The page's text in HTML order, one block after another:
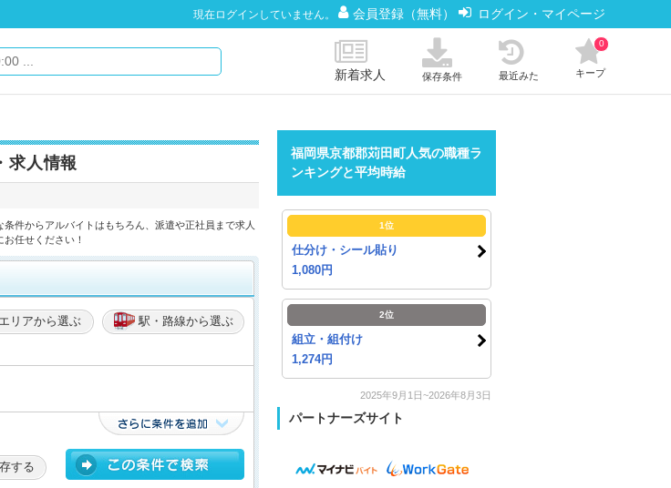
現在ログインしていません。 会員登録（無料） ログイン・マイページ
新着求人 保存条件 最近みた キープ
0
求人情報
件からアルバイトはもちろん、派遣や正社員まで求人
任せください！
エリアから選ぶ
駅・路線から選ぶ
する
福岡県京都郡苅田町人気の職種ラ
ンキングと平均時給
1位
仕分け・シール貼り
1,080円
2位
組立・組付け
1,274円
2025年9月1日~2026年8月3日
パートナーズサイト